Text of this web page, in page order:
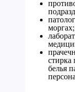
моргах;
стирка
белья